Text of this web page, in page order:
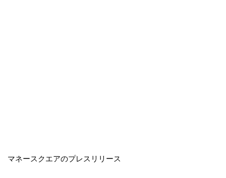
マネースクエアのプレスリリース